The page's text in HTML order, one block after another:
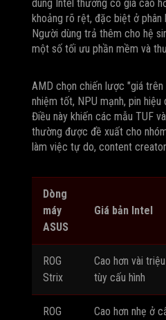
dùng Intel thường có giá cao
khoảng rõ rệt, đặc biệt ở phân
Người dùng trả thêm cho hệ
một số tối ưu phần mềm và
AMD chọn chiến lược "giá trên
nhiệm tốt, NPU mạnh, pin hiệu
Điều này khiến các mẫu TUF
thường được đề xuất cho
làm việc tự do, content creator
Dòng
máy
ASUS
Giá bản Intel
ROG
Strix
Cao hơn vài triệu
tùy cấu hình
ROG
Cao hơn nhẹ ở